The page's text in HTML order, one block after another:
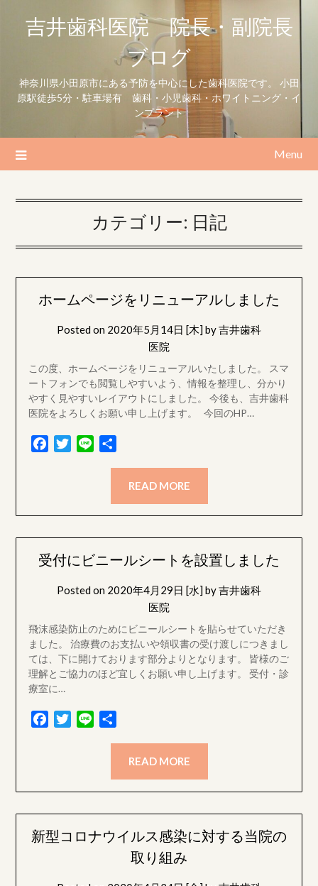
吉井歯科医院 院長・副院長
ブログ
神奈川県小田原市にある予防を中心にした歯科医院です。 小田
原駅徒歩5分・駐車場有 歯科・小児歯科・ホワイトニング・イ
ンプラント
Menu
カテゴリー: 日記
ホームページをリニューアルしました
Posted on 2020年5月14日 [木]by吉井歯科
医院
この度、ホームページをリニューアルいたしました。 スマ
ートフォンでも閲覧しやすいよう、情報を整理し、分かり
やすく見やすいレイアウトにしました。 今後も、吉井歯科
医院をよろしくお願い申し上げます。 今回のHP…
FacebookTwitter
Line
READ MORE
受付にビニールシートを設置しました
Posted on 2020年4月29日 [水] by吉井歯科
医院
飛沫感染防止のためにビニールシートを貼らせていただき
ました。 治療費のお支払いや領収書の受け渡しにつきまし
ては、下に開けております部分よりとなります。 皆様のご
理解とご協力のほど宜しくお願い申し上げます。 受付・診
療室に…
FacebookTwitter
Line
READ MORE
新型コロナウイルス感染に対する当院の
取り組み